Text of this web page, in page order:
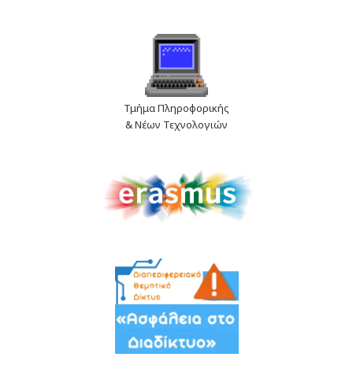
Τμήμα Πληροφορικής
& Νέων Τεχνολογιών